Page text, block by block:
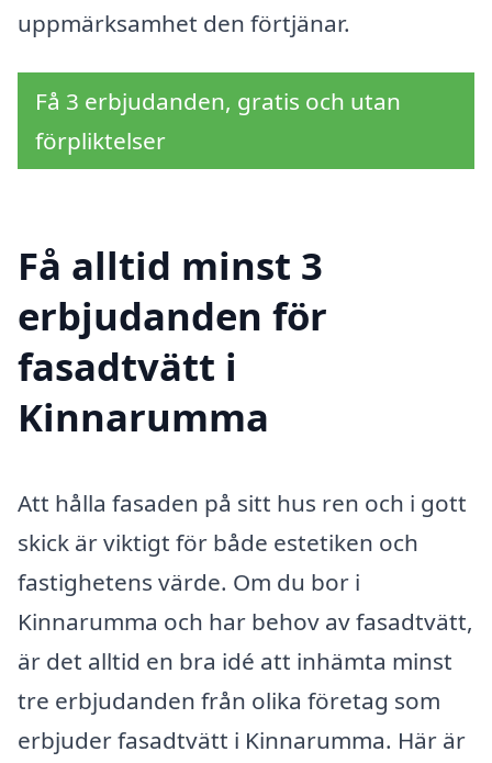
uppmärksamhet den förtjänar.
Få 3 erbjudanden, gratis och utan
förpliktelser
Få alltid minst 3
erbjudanden för
fasadtvätt i
Kinnarumma
Att hålla fasaden på sitt hus ren och i gott
skick är viktigt för både estetiken och
fastighetens värde. Om du bor i
Kinnarumma och har behov av fasadtvätt,
är det alltid en bra idé att inhämta minst
tre erbjudanden från olika företag som
erbjuder fasadtvätt i Kinnarumma. Här är